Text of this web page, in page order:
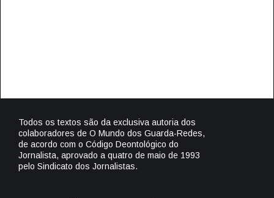
Todos os textos são da exclusiva autoria dos
colaboradores de O Mundo dos Guarda-Redes,
de acordo com o Código Deontológico do
Jornalista, aprovado a quatro de maio de 1993
pelo Sindicato dos Jornalistas.